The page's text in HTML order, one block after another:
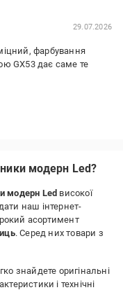
29.07.2026
фарбування
GX53 дає саме те
модерн Led?
модерн Led високої
наш інтернет-
асортимент
. Серед них товари з
знайдете оригінальні
і технічні